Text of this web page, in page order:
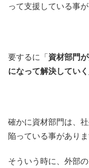
って支援している事
要するに「 資材部門
になって解決してい
確かに資材部門は、
陥っている事がありま
そういう時に、外部